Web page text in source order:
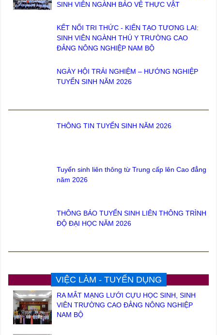
SINH VIÊN NGÀNH BẢO VỆ THỰC VẬT
KẾT NỐI TRI THỨC - KIẾN TẠO TƯƠNG LAI:
SINH VIÊN NGÀNH THÚ Y TRƯỜNG CAO
ĐẲNG NÔNG NGHIỆP NAM BỘ
NGÀY HỘI TRẢI NGHIỆM – HƯỚNG NGHIỆP
TUYỂN SINH NĂM 2026
THÔNG TIN TUYỂN SINH NĂM 2026
Tuyển sinh liên thông từ Trung cấp lên Cao đẳng
năm 2026
THÔNG BÁO TUYỂN SINH LIÊN THÔNG TRÌNH
ĐỘ ĐẠI HỌC NĂM 2026
VIỆC LÀM - TUYỂN DỤNG
RA MẮT MẠNG LƯỚI CỰU HỌC SINH, SINH
VIÊN TRƯỜNG CAO ĐẲNG NÔNG NGHIỆP
NAM BỘ